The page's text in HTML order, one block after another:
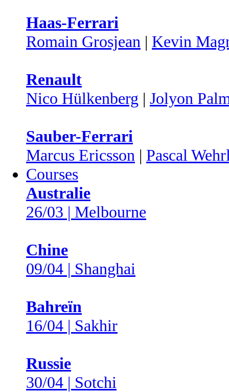
Haas-Ferrari
Romain Grosjean | Kevin
Renault
Nico Hülkenberg | Jolyon
Sauber-Ferrari
Marcus Ericsson | Pascal
Courses
Australie
26/03 | Melbourne
Chine
09/04 | Shanghai
Bahreïn
16/04 | Sakhir
Russie
30/04 | Sotchi